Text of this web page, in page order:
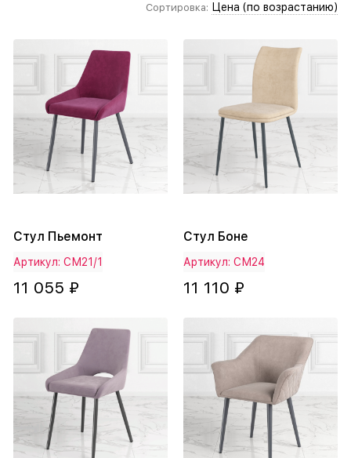
Сортировка: Цена (по возрастанию)
Стул Пьемонт
Артикул: СМ21/1
11 055 ₽
Стул Боне
Артикул: СМ24
11 110 ₽